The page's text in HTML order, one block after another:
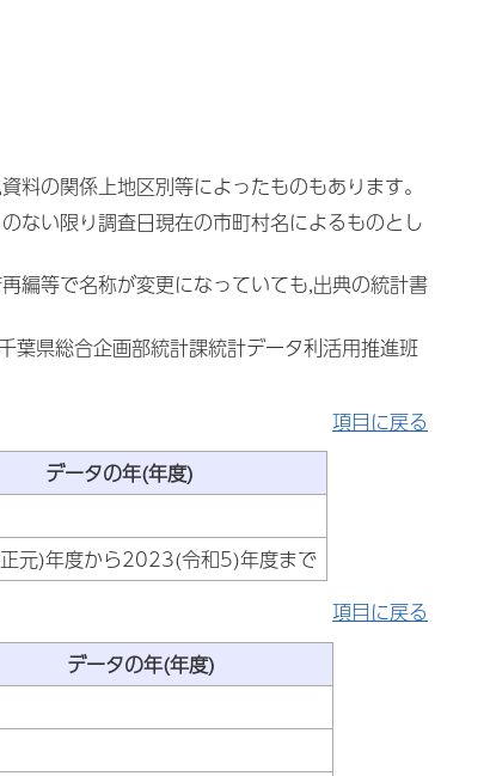
の関係上地区別等によったものもあります。
ない限り調査日現在の市町村名によるものとし
編等で名称が変更になっていても,出典の統計書
葉県総合企画部統計課統計データ利活用推進班
項目に戻る
データの年(年度)
元)年度から2023(令和5)年度まで
項目に戻る
データの年(年度)